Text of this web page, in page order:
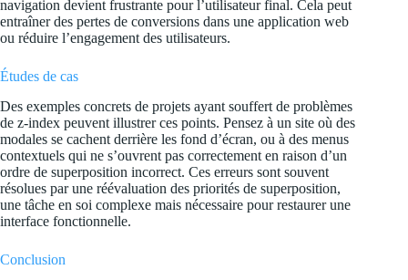
navigation devient frustrante pour l’utilisateur final. Cela peut
entraîner des pertes de conversions dans une application web
ou réduire l’engagement des utilisateurs.
Études de cas
Des exemples concrets de projets ayant souffert de problèmes
de z-index peuvent illustrer ces points. Pensez à un site où des
modales se cachent derrière les fond d’écran, ou à des menus
contextuels qui ne s’ouvrent pas correctement en raison d’un
ordre de superposition incorrect. Ces erreurs sont souvent
résolues par une réévaluation des priorités de superposition,
une tâche en soi complexe mais nécessaire pour restaurer une
interface fonctionnelle.
Conclusion